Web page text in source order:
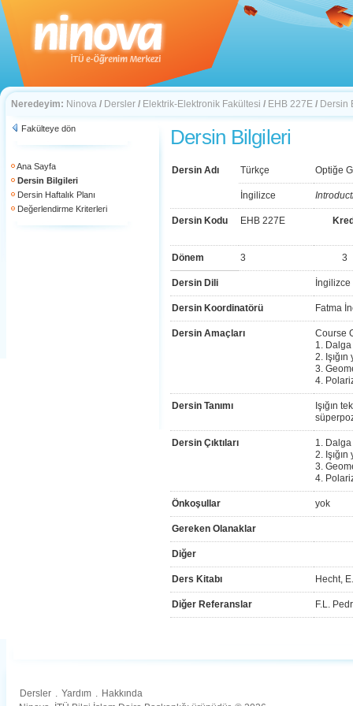
Neredeyim: Ninova / Dersler / Elektrik-Elektronik Fakültesi / EHB 227E / Dersin
Fakülteye dön
Ana Sayfa
Dersin Bilgileri
Dersin Haftalık Planı
Değerlendirme Kriterleri
Dersin Bilgileri
Dersin Adı Türkçe Optiğe
İngilizce
Dersin Kodu EHB 227E
Dönem 3 3
Dersin Dili İngilizce
Dersin Koordinatörü Fatma
Dersin Amaçları
Course
1. Dalga
2. Işığın
3.
4.
Dersin Tanımı
Işığın
Dersin Çıktıları
1. Dalga
2. Işığın
3.
4.
Önkoşullar yok
Gereken Olanaklar
Diğer
Ders Kitabı Hecht,
Diğer Referanslar F.L.
Dersler . Yardım . Hakkında